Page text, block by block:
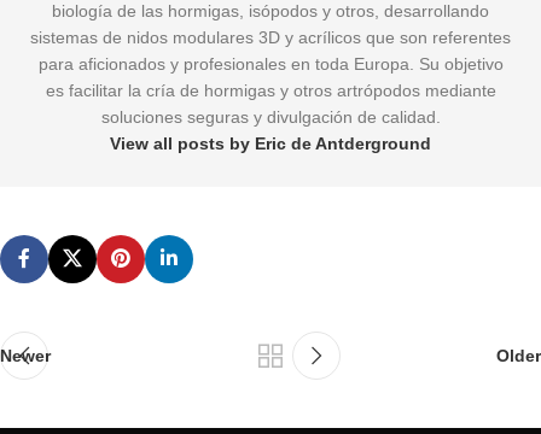
biología de las hormigas, isópodos y otros, desarrollando
sistemas de nidos modulares 3D y acrílicos que son referentes
para aficionados y profesionales en toda Europa. Su objetivo
es facilitar la cría de hormigas y otros artrópodos mediante
soluciones seguras y divulgación de calidad.
View all posts by Eric de Antderground
Newer Older